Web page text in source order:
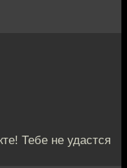
Тебе не удастся